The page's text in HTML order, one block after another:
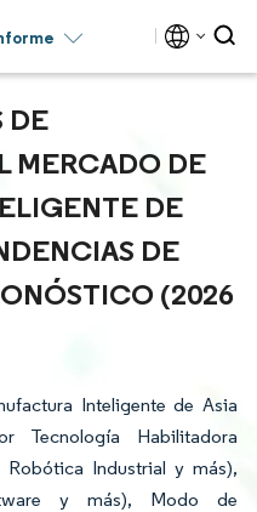
DE
MERCADO DE
DE
DE
(2026
Inteligente de Asia
Tecnología Habilitadora
Industrial y más),
y más), Modo de